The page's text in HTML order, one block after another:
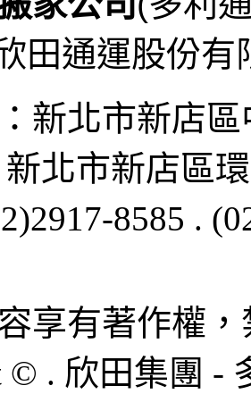
田通運股份
新北市新店區
新北市新店區
8585 .
享有著作權
© . 欣田集團 -